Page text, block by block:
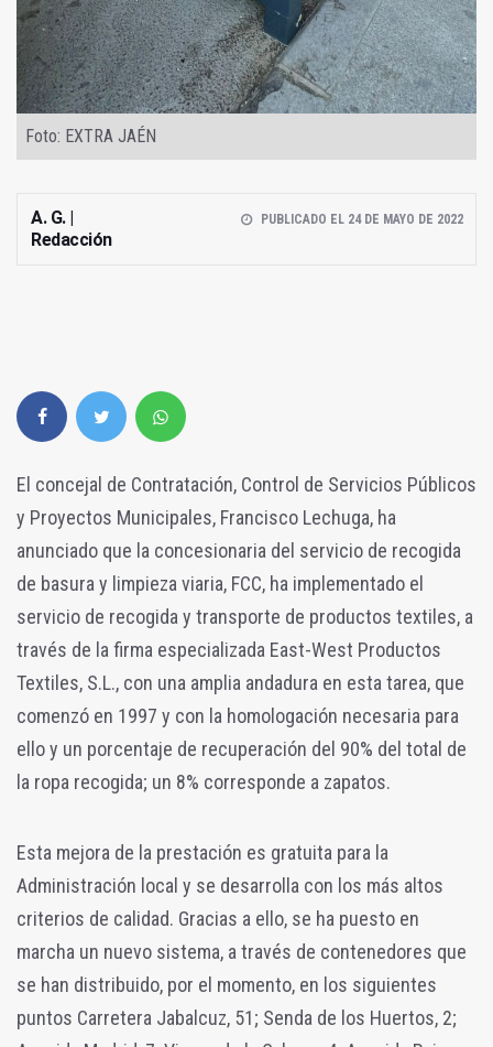
Foto: EXTRA JAÉN
A. G. |
Redacción
PUBLICADO EL 24 DE MAYO DE 2022
El concejal de Contratación, Control de Servicios Públicos
y Proyectos Municipales, Francisco Lechuga, ha
anunciado que la concesionaria del servicio de recogida
de basura y limpieza viaria, FCC, ha implementado el
servicio de recogida y transporte de productos textiles, a
través de la firma especializada East-West Productos
Textiles, S.L., con una amplia andadura en esta tarea, que
comenzó en 1997 y con la homologación necesaria para
ello y un porcentaje de recuperación del 90% del total de
la ropa recogida; un 8% corresponde a zapatos.
Esta mejora de la prestación es gratuita para la
Administración local y se desarrolla con los más altos
criterios de calidad. Gracias a ello, se ha puesto en
marcha un nuevo sistema, a través de contenedores que
se han distribuido, por el momento, en los siguientes
puntos Carretera Jabalcuz, 51; Senda de los Huertos, 2;